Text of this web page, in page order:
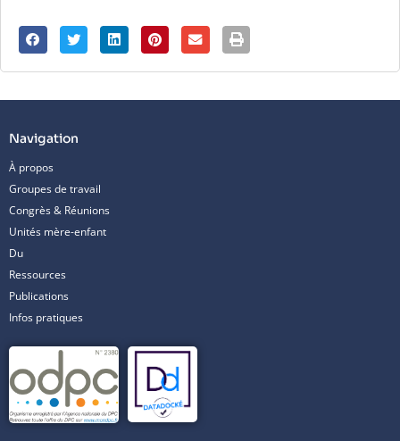
Navigation
À propos
Groupes de travail
Congrès & Réunions
Unités mère-enfant
Du
Ressources
Publications
Infos pratiques